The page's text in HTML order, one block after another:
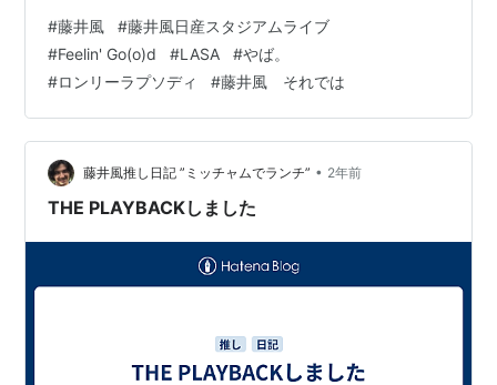
だと気づかせてくれるね。 そして、常に成長し続ける”藤
井風”の奇跡の軌跡を見ることができる幸せ。 もうす
ぐ、“Feelin’ Good"ライブの全貌が手元に届くんだね。 あ
れもこれも”grace"。 久しぶりにLASAアルバムをじっく
り聴いて、”やば。”・”ロンリーラプソ…
#藤井風 #藤井風日産スタジアムライブ
#Feelin' Go(o)d #LASA #やば。
#ロンリーラプソディ #藤井風 それでは
藤井風推し日記 ”ミッチャムでランチ” • 2年前
THE PLAYBACKしました